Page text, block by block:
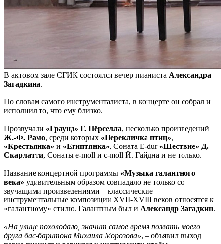
В актовом зале СГИК состоялся вечер пианиста Александра
Загадкина.
По словам самого инструменталиста, в концерте он собрал и
исполнил то, что ему близко.
Прозвучали «Граунд» Г. Пëрселла, несколько произведений
Ж.-Ф. Рамо, среди которых «Перекличка птиц»,
«Крестьянка» и «Египтянка», Соната Е-dur «Шествие» Д.
Скарлатти, Сонаты е-moll и c-moll Й. Гайдна и не только.
Название концертной программы «Музыка галантного
века» удивительным образом совпадало не только со
звучащими произведениями – классические
инструментальные композиции XVII-XVIII веков относятся к
«галантному» стилю. Галантным был и Александр Загадкин.
«На улице похолодало, значит самое время позвать моего
друга бас-баритона Михаила Морозова», – объявил выход